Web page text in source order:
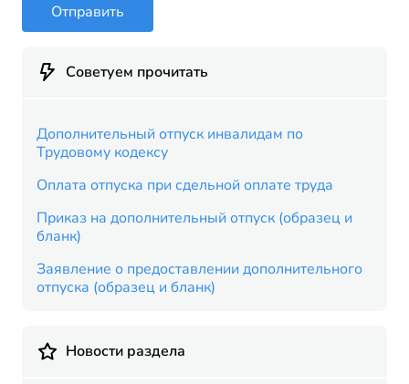
Отправить
Советуем прочитать
Дополнительный отпуск инвалидам по
Трудовому кодексу
Оплата отпуска при сдельной оплате труда
Приказ на дополнительный отпуск (образец и
бланк)
Заявление о предоставлении дополнительного
отпуска (образец и бланк)
Новости раздела